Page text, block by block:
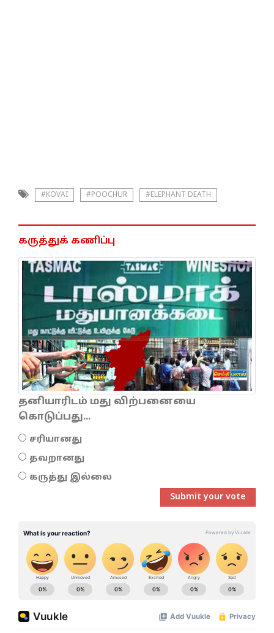
#KOVAI #POOCHUR #ELEPHANT DEATH
கருத்துக் கணிப்பு
தனியாரிடம் மது விற்பனையை
கொடுப்பது...
சரியானது
தவறானது
கருத்து இல்லை
Submit your vote